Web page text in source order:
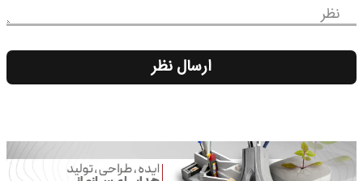
نظر
ارسال نظر